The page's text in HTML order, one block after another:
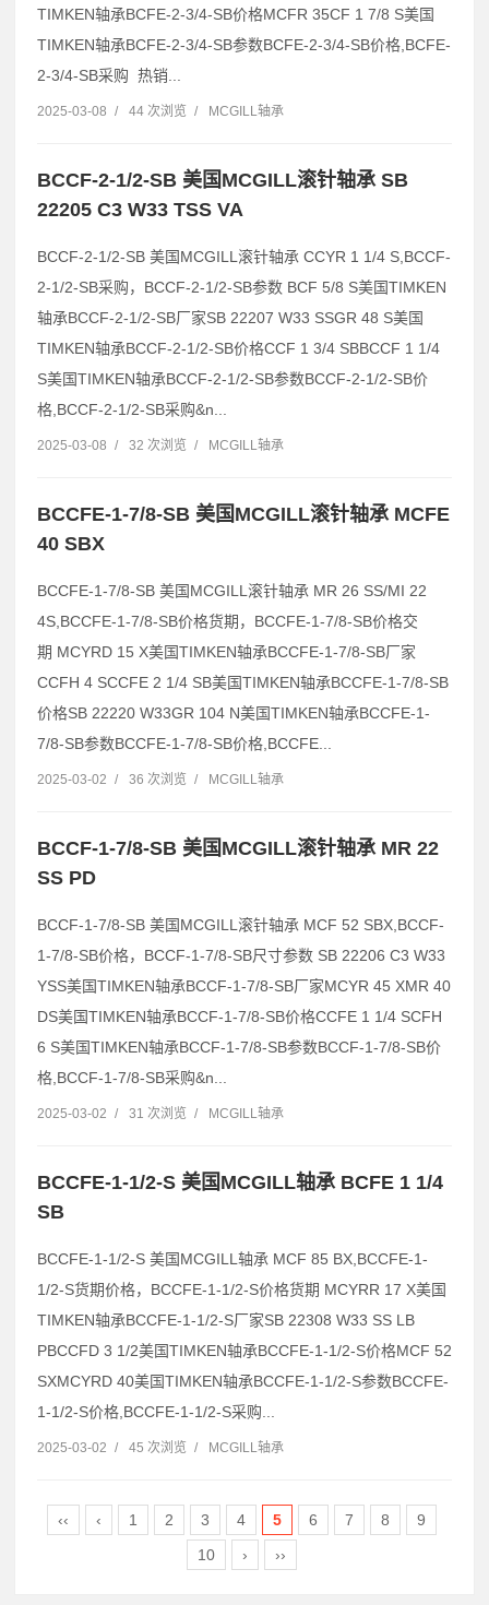
TIMKEN轴承BCFE-2-3/4-SB价格MCFR 35CF 1 7/8 S美国
TIMKEN轴承BCFE-2-3/4-SB参数BCFE-2-3/4-SB价格,BCFE-
2-3/4-SB采购 热销...
2025-03-08 / 44 次浏览 / MCGILL轴承
BCCF-2-1/2-SB 美国MCGILL滚针轴承 SB
22205 C3 W33 TSS VA
BCCF-2-1/2-SB 美国MCGILL滚针轴承 CCYR 1 1/4 S,BCCF-
2-1/2-SB采购，BCCF-2-1/2-SB参数 BCF 5/8 S美国TIMKEN
轴承BCCF-2-1/2-SB厂家SB 22207 W33 SSGR 48 S美国
TIMKEN轴承BCCF-2-1/2-SB价格CCF 1 3/4 SBBCCF 1 1/4
S美国TIMKEN轴承BCCF-2-1/2-SB参数BCCF-2-1/2-SB价
格,BCCF-2-1/2-SB采购&n...
2025-03-08 / 32 次浏览 / MCGILL轴承
BCCFE-1-7/8-SB 美国MCGILL滚针轴承 MCFE
40 SBX
BCCFE-1-7/8-SB 美国MCGILL滚针轴承 MR 26 SS/MI 22
4S,BCCFE-1-7/8-SB价格货期，BCCFE-1-7/8-SB价格交
期 MCYRD 15 X美国TIMKEN轴承BCCFE-1-7/8-SB厂家
CCFH 4 SCCFE 2 1/4 SB美国TIMKEN轴承BCCFE-1-7/8-SB
价格SB 22220 W33GR 104 N美国TIMKEN轴承BCCFE-1-
7/8-SB参数BCCFE-1-7/8-SB价格,BCCFE...
2025-03-02 / 36 次浏览 / MCGILL轴承
BCCF-1-7/8-SB 美国MCGILL滚针轴承 MR 22
SS PD
BCCF-1-7/8-SB 美国MCGILL滚针轴承 MCF 52 SBX,BCCF-
1-7/8-SB价格，BCCF-1-7/8-SB尺寸参数 SB 22206 C3 W33
YSS美国TIMKEN轴承BCCF-1-7/8-SB厂家MCYR 45 XMR 40
DS美国TIMKEN轴承BCCF-1-7/8-SB价格CCFE 1 1/4 SCFH
6 S美国TIMKEN轴承BCCF-1-7/8-SB参数BCCF-1-7/8-SB价
格,BCCF-1-7/8-SB采购&n...
2025-03-02 / 31 次浏览 / MCGILL轴承
BCCFE-1-1/2-S 美国MCGILL轴承 BCFE 1 1/4
SB
BCCFE-1-1/2-S 美国MCGILL轴承 MCF 85 BX,BCCFE-1-
1/2-S货期价格，BCCFE-1-1/2-S价格货期 MCYRR 17 X美国
TIMKEN轴承BCCFE-1-1/2-S厂家SB 22308 W33 SS LB
PBCCFD 3 1/2美国TIMKEN轴承BCCFE-1-1/2-S价格MCF 52
SXMCYRD 40美国TIMKEN轴承BCCFE-1-1/2-S参数BCCFE-
1-1/2-S价格,BCCFE-1-1/2-S采购...
2025-03-02 / 45 次浏览 / MCGILL轴承
‹‹ ‹ 1 2 3 4 5 6 7 8
9
10
› ››